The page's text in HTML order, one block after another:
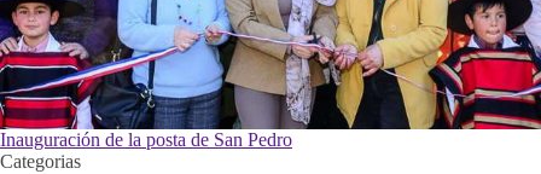
Inauguración de la posta de San Pedro
Categorias